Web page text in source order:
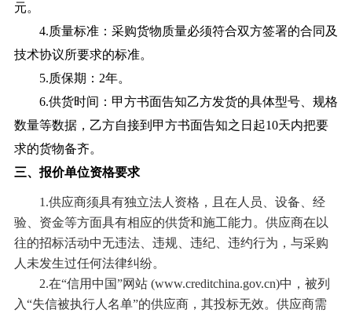
元。
4.质量标准：采购货物质量必须符合双方签署的合同及
技术协议所要求的标准。
5.质保期：2年。
6.供货时间 ：甲方书面告知乙方发货的具体型号、规格
数量等数据，乙方自接到甲方书面告知之日起10天内把要
求的货物备齐。
三、 报价单位资格要求
1.供应商须具有独立法人资格 ，且在人员、设备、经
验、资金等方面具有相应的供货和施工能力。供应商在以
往的招标活动中无违法、违规、违纪、违约行为，与采购
人未发生过任何法律纠纷。
2.在“信用中国”网站 (www.creditchina.gov.cn)中，被列
入“失信被执行人名单”的供应商，其投标无效。供应商需